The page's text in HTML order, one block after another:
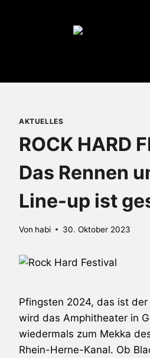
AKTUELLES
ROCK HARD
Das Rennen
Line-up ist
Von habi 30. Oktober 2023
Pfingsten 2024, das ist der
wird das Amphitheater in
wiedermals zum Mekka
Rhein-Herne-Kanal. Ob